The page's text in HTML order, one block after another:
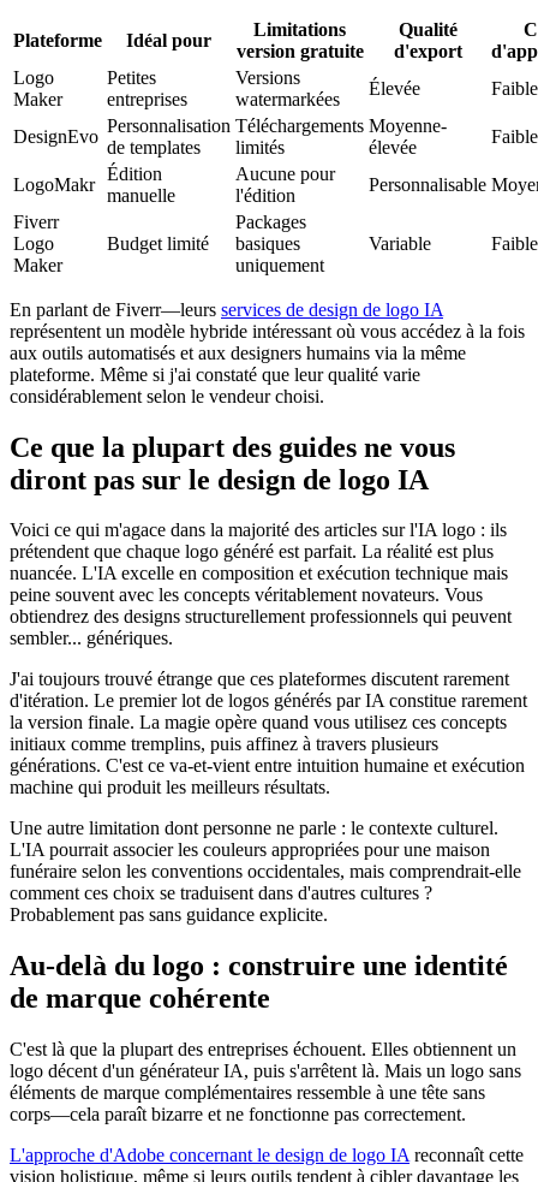
Plateforme Idéal pour
Limitations
version gratuite
Qualité
d'export
Logo
Maker
Petites
entreprises
Versions
watermarkées
Élevée Faible
DesignEvo
Personnalisation
de templates
Téléchargements
limités
Moyenne-
élevée
LogoMakr
Édition
manuelle
Aucune pour
l'édition
Personnalisable
Fiverr
Logo
Maker
Budget limité
Packages
basiques
uniquement
Variable Faible
En parlant de Fiverr—leurs services de design de logo IA
représentent un modèle hybride intéressant où vous accédez à la fois
aux outils automatisés et aux designers humains via la même
plateforme. Même si j'ai constaté que leur qualité varie
considérablement selon le vendeur choisi.
Ce que la plupart des guides ne vous
diront pas sur le design de logo IA
Voici ce qui m'agace dans la majorité des articles sur l'IA logo : ils
prétendent que chaque logo généré est parfait. La réalité est plus
nuancée. L'IA excelle en composition et exécution technique mais
peine souvent avec les concepts véritablement novateurs. Vous
obtiendrez des designs structurellement professionnels qui peuvent
sembler... génériques.
J'ai toujours trouvé étrange que ces plateformes discutent rarement
d'itération. Le premier lot de logos générés par IA constitue rarement
la version finale. La magie opère quand vous utilisez ces concepts
initiaux comme tremplins, puis affinez à travers plusieurs
générations. C'est ce va-et-vient entre intuition humaine et exécution
machine qui produit les meilleurs résultats.
Une autre limitation dont personne ne parle : le contexte culturel.
L'IA pourrait associer les couleurs appropriées pour une maison
funéraire selon les conventions occidentales, mais comprendrait-elle
comment ces choix se traduisent dans d'autres cultures ?
Probablement pas sans guidance explicite.
Au-delà du logo : construire une identité
de marque cohérente
C'est là que la plupart des entreprises échouent. Elles obtiennent un
logo décent d'un générateur IA, puis s'arrêtent là. Mais un logo sans
éléments de marque complémentaires ressemble à une tête sans
corps—cela paraît bizarre et ne fonctionne pas correctement.
L'approche d'Adobe concernant le design de logo IA reconnaît cette
vision holistique, même si leurs outils tendent à cibler davantage les